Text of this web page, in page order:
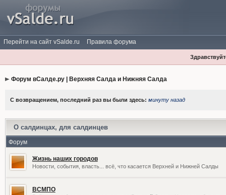
Перейти на сайт vSalde.ru Правила форума
Форум вСалде.ру | Верхняя Салда и Нижняя Салда
С возвращением, последний раз вы были здесь: минуту назад
О салдинцах, для салдинцев
Форум
Жизнь наших городов
Новости, события, власть... всё, что касается Верхней и Нижней Салды
ВСМПО